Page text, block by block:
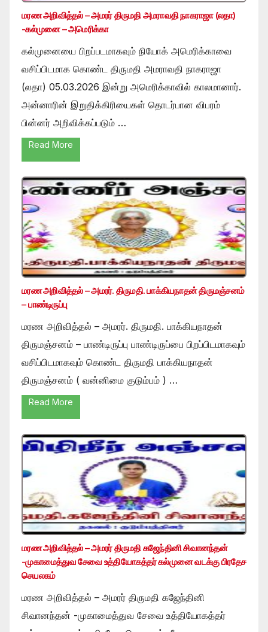
மரண அறிவித்தல் – அமரர் திருமதி அமராவதி நாகராஜா (லதா)
-கல்முனை – அமெரிக்கா
கல்முனையை பிறப்படமாகவும் நியோக் அமெரிக்காவை
வசிப்பிடமாக கொண்ட திருமதி அமராவதி நாகராஜா
(லதா) 05.03.2026 இன்று அமெரிக்காவில் காலமானார்.
அன்னாரின் இறுதிக்கிரியைகள் தொடர்பான விபரம்
பின்னர் அறிவிக்கப்படும் …
Read More
மரண அறிவித்தல் – அமரர். திருமதி. பாக்கியநாதன் திருமஞ்சனம்
– பாண்டிருப்பு
மரண அறிவித்தல் – அமரர். திருமதி. பாக்கியநாதன்
திருமஞ்சனம் – பாண்டிருப்பு பாண்டிருப்பை பிறப்பிடமாகவும்
வசிப்பிடமாகவும் கொண்ட திருமதி பாக்கியநாதன்
திருமஞ்சனம் ( வன்னிமை குடும்பம் ) …
Read More
மரண அறிவித்தல் – அமரர் திருமதி கஜேந்தினி சிவானந்தன்
-முகாமைத்துவ சேவை உத்தியோகத்தர் கல்முனை வடக்கு பிரதேச
செயலகம்
மரண அறிவித்தல் – அமரர் திருமதி கஜேந்தினி
சிவானந்தன் -முகாமைத்துவ சேவை உத்தியோகத்தர்